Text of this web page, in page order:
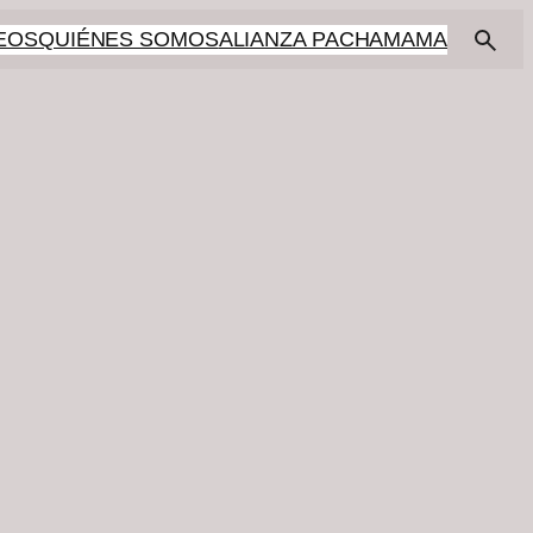
QUIÉNES SOMOSALIANZA PACHAMAMA